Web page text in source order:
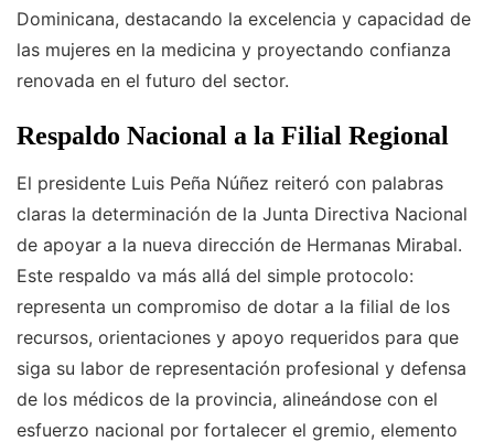
Dominicana, destacando la excelencia y capacidad de
las mujeres en la medicina y proyectando confianza
renovada en el futuro del sector.
Respaldo Nacional a la Filial Regional
El presidente Luis Peña Núñez reiteró con palabras
claras la determinación de la Junta Directiva Nacional
de apoyar a la nueva dirección de Hermanas Mirabal.
Este respaldo va más allá del simple protocolo:
representa un compromiso de dotar a la filial de los
recursos, orientaciones y apoyo requeridos para que
siga su labor de representación profesional y defensa
de los médicos de la provincia, alineándose con el
esfuerzo nacional por fortalecer el gremio, elemento